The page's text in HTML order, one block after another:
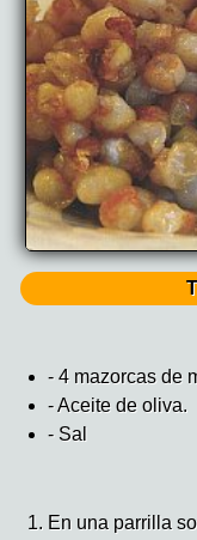
- 4 mazorcas de
- Aceite de oliva.
- Sal
En una parrilla